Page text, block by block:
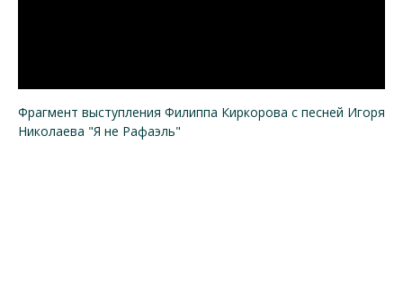
Фрагмент выступления Филиппа Киркорова с песней Игоря
Николаева "Я не Рафаэль"